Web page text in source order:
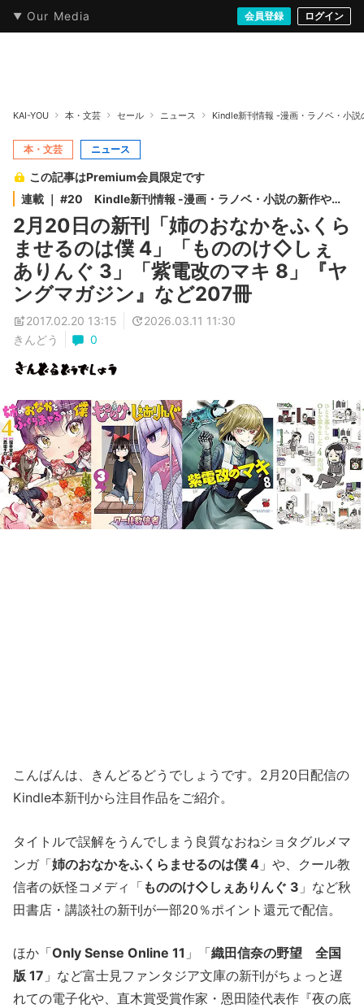
Our Media 会員登録 ログイン
本・文芸 情報化社会 音楽・映像 ゲームストリート
KAI-YOU 本・文芸 セール ニュース Kindle新刊情報 -漫画・ラノベ・小
本・文芸 ニュース
この記事はPremium会員限定です
連載 ｜ #20 Kindle新刊情報 -漫画・ラノベ・小説の新作や続
編まで-
2月20日の新刊「姉のおなかをふくら
ませるのは僕 4」「もののけ◇しぇ
ありんぐ 3」「紫電改のマキ 8」『ヤ
ングマガジン』など207冊
2017.02.20 13:15
2026.03.11 11:30
きんどう
0
こんばんは、きんどるどうでしょうです。2月20日配信の
Kindle本新刊から注目作品をご紹介。
タイトルで誤解をうんでしまう良質なおねショタグルメマ
ンガ「姉のおなかをふくらませるのは僕 4 」や、クール教
信者の妖怪コメディ「 もののけ◇しぇありんぐ 3 」など秋
田書店・講談社の新刊が一部20％ポイント還元で配信。
ほか「Only Sense Online 11 」「織田信奈の野望 全国
版 17 」など富士見ファンタジア文庫の新刊がちょっと遅
れての電子化や、直木賞受賞作家・恩田陸代表作『夜の底